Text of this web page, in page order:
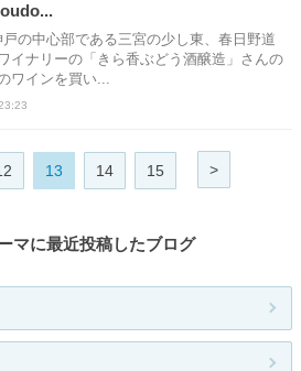
の中心部である三宮の少し東、春日野道
イナリーの「きら香ぶどう酒醸造」さんの
ワインを買い...
13 14 15 >
マに最近投稿したブログ